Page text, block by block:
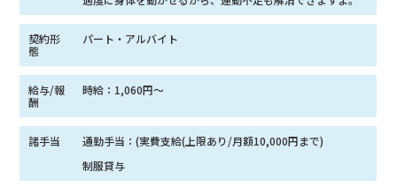
契約形
態
パート・アルバイト
給与/報
酬
時給：1,060円〜
諸手当
通勤手当：(実費支給(上限あり/月額10,000円まで)
制服貸与